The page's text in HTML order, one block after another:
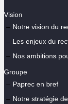
Vision
Notre vision du
Les enjeux du
Nos ambitions
Groupe
Paprec en bref
Notre stratégie